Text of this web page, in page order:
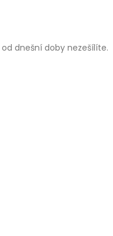
dnešní doby nezešílíte.